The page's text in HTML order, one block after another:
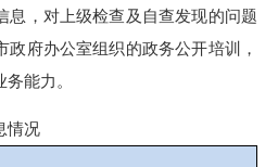
息，对上级检查及自查发现的问题
政府办公室组织的政务公开培训，
能力。
情况